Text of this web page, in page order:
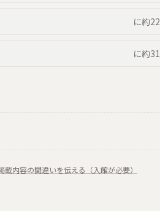
に約22
に約31
載内容の間違いを伝える（入館が必要）